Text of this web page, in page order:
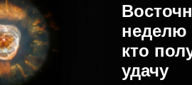
неделю
кто
удачу